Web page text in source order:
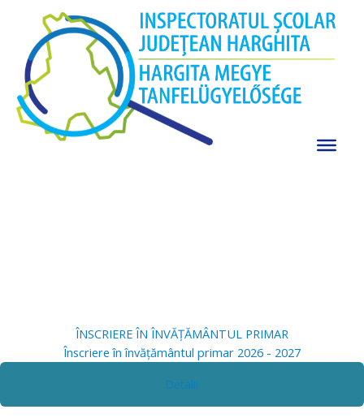
content
Mesaj deschidere an școlar 2025-2026
Detalii
ÎNSCRIERE ÎN ÎNVĂȚĂMÂNTUL PRIMAR
Înscriere în învățământul primar 2026 - 2027
Detalii